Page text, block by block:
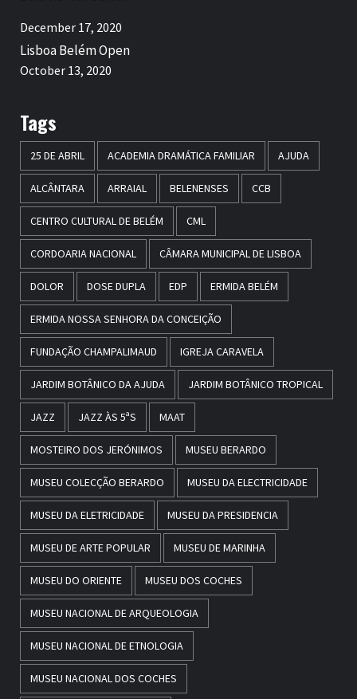
December 17, 2020
Lisboa Belém Open
October 13, 2020
Tags
25 DE ABRIL ACADEMIA DRAMÁTICA FAMILIAR AJUDA
ALCÂNTARA ARRAIAL BELENENSES CCB
CENTRO CULTURAL DE BELÉM CML
CORDOARIA NACIONAL CÂMARA MUNICIPAL DE LISBOA
DOLOR DOSE DUPLA EDP ERMIDA BELÉM
ERMIDA NOSSA SENHORA DA CONCEIÇÃO
FUNDAÇÃO CHAMPALIMAUD IGREJA CARAVELA
JARDIM BOTÂNICO DA AJUDA JARDIM BOTÂNICO TROPICAL
JAZZ JAZZ ÀS 5ªS MAAT
MOSTEIRO DOS JERÓNIMOS MUSEU BERARDO
MUSEU COLECÇÃO BERARDO MUSEU DA ELECTRICIDADE
MUSEU DA ELETRICIDADE MUSEU DA PRESIDENCIA
MUSEU DE ARTE POPULAR MUSEU DE MARINHA
MUSEU DO ORIENTE MUSEU DOS COCHES
MUSEU NACIONAL DE ARQUEOLOGIA
MUSEU NACIONAL DE ETNOLOGIA
MUSEU NACIONAL DOS COCHES